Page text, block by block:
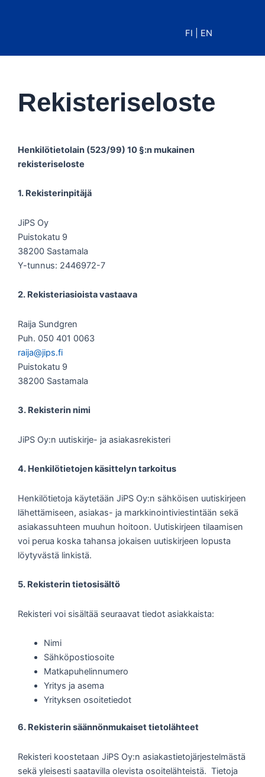
FI
EN
Rekisteriseloste
Henkilötietolain (523/99) 10 §:n mukainen
rekisteriseloste
1. Rekisterinpitäjä
JiPS Oy
Puistokatu 9
38200 Sastamala
Y-tunnus: 2446972-7
2. Rekisteriasioista vastaava
Raija Sundgren
Puh. 050 401 0063
raija@jips.fi
Puistokatu 9
38200 Sastamala
3. Rekisterin nimi
JiPS Oy:n uutiskirje- ja asiakasrekisteri
4. Henkilötietojen käsittelyn tarkoitus
Henkilötietoja käytetään JiPS Oy:n sähköisen uutiskirjeen
lähettämiseen, asiakas- ja markkinointiviestintään sekä
asiakassuhteen muuhun hoitoon. Uutiskirjeen tilaamisen
voi perua koska tahansa jokaisen uutiskirjeen lopusta
löytyvästä linkistä.
5. Rekisterin tietosisältö
Rekisteri voi sisältää seuraavat tiedot asiakkaista:
Nimi
Sähköpostiosoite
Matkapuhelinnumero
Yritys ja asema
Yrityksen osoitetiedot
6. Rekisterin säännönmukaiset tietolähteet
Rekisteri koostetaan JiPS Oy:n asiakastietojärjestelmästä
sekä yleisesti saatavilla olevista osoitelähteistä. Tietoja